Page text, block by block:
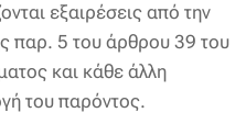
εξαιρέσεις από την
παρ. 5 του άρθρου 39 του
και κάθε άλλη
του παρόντος.